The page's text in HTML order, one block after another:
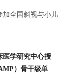
加全国斜视与小儿
医学研究中心授
）骨干级单